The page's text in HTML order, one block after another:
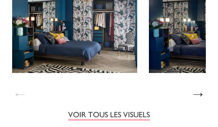
← →
VOIR TOUS LES VISUELS